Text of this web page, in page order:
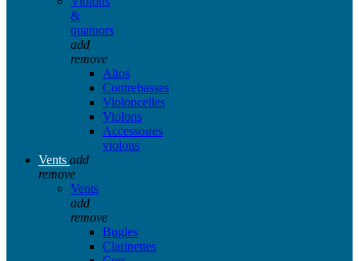
&
quatuors
add
remove
Altos
Contrebasses
Violoncelles
Violons
Accessoires
violons
Vents add
remove
Vents
add
remove
Bugles
Clarinettes